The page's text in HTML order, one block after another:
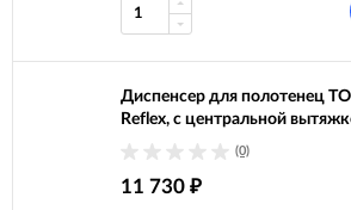
Диспенсер для полотенец
Reflex, с центральной
(0)
11 730 ₽